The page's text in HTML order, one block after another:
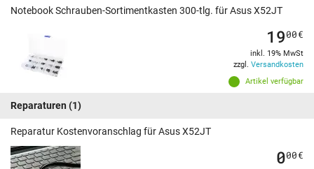
Notebook Schrauben-Sortimentkasten 300-tlg. für Asus X52JT
Artikel verfügbar
1900€
inkl. 19% MwSt
zzgl. Versandkosten
Reparaturen (1)
Reparatur Kostenvoranschlag für Asus X52JT
000€